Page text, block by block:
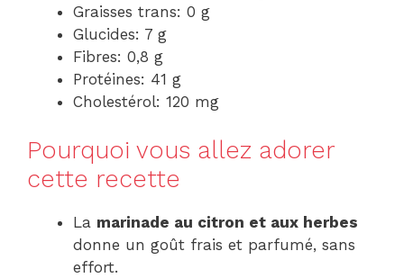
Graisses trans: 0 g
Glucides: 7 g
Fibres: 0,8 g
Protéines: 41 g
Cholestérol: 120 mg
Pourquoi vous allez adorer
cette recette
La marinade au citron et aux herbes
donne un goût frais et parfumé, sans
effort.